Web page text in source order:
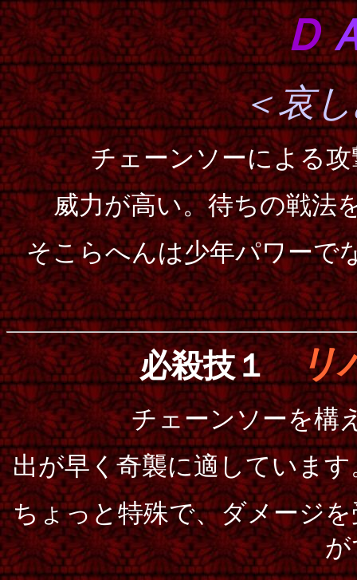
Ｄ
＜哀
チェーンソーによる
威力が高い。待ちの戦法
そこらへんは少年パワーで
必殺技１リ
チェーンソーを構
出が早く奇襲に適していま
ちょっと特殊で、ダメージ
が